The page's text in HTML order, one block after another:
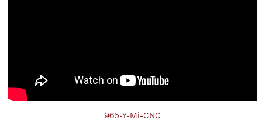
965-Y-Mi-CNC